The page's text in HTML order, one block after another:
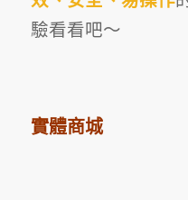
驗看看吧～
實體商城